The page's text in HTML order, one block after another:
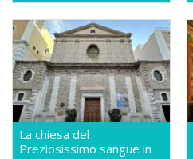
La chiesa del
Preziosissimo sangue in